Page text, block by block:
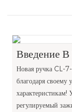
Введение
Новая ручка CL-
благодаря
характеристикам!
регулируемый